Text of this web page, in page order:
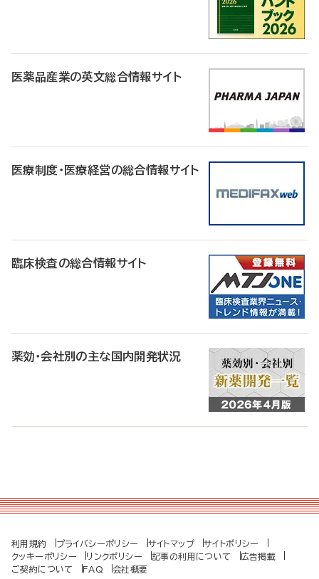
医薬品産業の英文総合情報サイト
医療制度・医療経営の総合情報サイト
臨床検査の総合情報サイト
薬効・会社別の主な国内開発状況
利用規約 プライバシーポリシー サイトマップ
サイトポリシー
クッキーポリシー
リンクポリシー 記事の利用について
広告掲載
ご契約について
FAQ 会社概要